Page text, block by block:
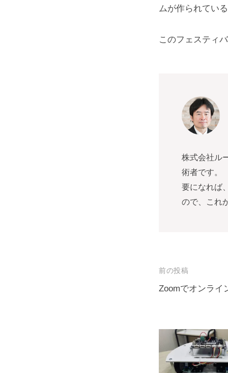
ムが作られてい
このフェスティ
株式会社ル
術者です。
要になれば
ので、これ
投
稿
ー
前の投稿
Zoomでオンライ